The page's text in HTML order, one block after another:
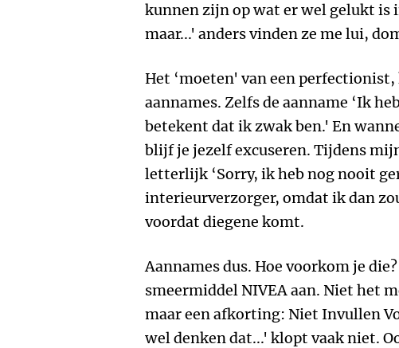
kunnen zijn op wat er wel gelukt is
maar...' anders vinden ze me lui,
Het ‘moeten' van een
aannames. Zelfs de aanname ‘Ik
betekent dat ik zwak ben.' En
blijf je jezelf excuseren. Tijdens
letterlijk ‘Sorry, ik heb nog nooit
interieurverzorger, omdat ik dan
voordat diegene komt.
Aannames dus. Hoe voorkom je
smeermiddel NIVEA aan. Niet het
maar een afkorting: Niet Invullen
wel denken dat...' klopt vaak niet.